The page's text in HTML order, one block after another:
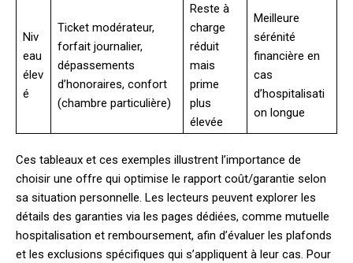
Niv
eau
élev
é
Ticket modérateur,
forfait journalier,
dépassements
d’honoraires, confort
(chambre particulière)
Reste à
charge
réduit
mais
prime
plus
élevée
Meilleure
sérénité
financière en
cas
d’hospitalisati
on longue
Ces tableaux et ces exemples illustrent l’importance de
choisir une offre qui optimise le rapport coût/garantie selon
sa situation personnelle. Les lecteurs peuvent explorer les
détails des garanties via les pages dédiées, comme mutuelle
hospitalisation et remboursement, afin d’évaluer les plafonds
et les exclusions spécifiques qui s’appliquent à leur cas. Pour